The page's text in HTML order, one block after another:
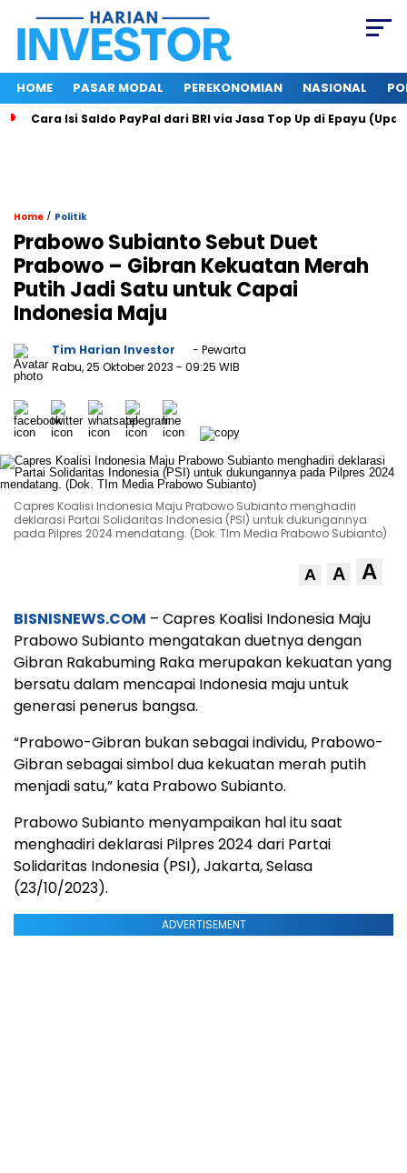
HOME PASAR MODAL PEREKONOMIAN NASIONAL
Cara Isi Saldo PayPal dari BRI via Jasa Top Up di Epayu
Home / Politik
Prabowo Subianto Sebut Duet
Prabowo – Gibran Kekuatan Merah
Putih Jadi Satu untuk Capai
Indonesia Maju
Tim Harian Investor
- Pewarta
Rabu, 25 Oktober 2023 - 09:25 WIB
Capres Koalisi Indonesia Maju Prabowo Subianto menghadiri
deklarasi Partai Solidaritas Indonesia (PSI) untuk dukungannya
pada Pilpres 2024 mendatang. (Dok. TIm Media Prabowo Subianto)
A A A
BISNISNEWS.COM – Capres Koalisi Indonesia Maju
Prabowo Subianto mengatakan duetnya dengan
Gibran Rakabuming Raka merupakan kekuatan yang
bersatu dalam mencapai Indonesia maju untuk
generasi penerus bangsa.
“Prabowo-Gibran bukan sebagai individu, Prabowo-
Gibran sebagai simbol dua kekuatan merah putih
menjadi satu,” kata Prabowo Subianto.
Prabowo Subianto menyampaikan hal itu saat
menghadiri deklarasi Pilpres 2024 dari Partai
Solidaritas Indonesia (PSI), Jakarta, Selasa
(23/10/2023).
ADVERTISEMENT